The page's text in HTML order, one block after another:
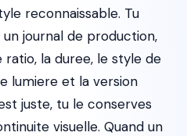
reconnaissable. Tu
journal de production,
la duree, le style de
lumiere et la version
juste, tu le conserves
visuelle. Quand un